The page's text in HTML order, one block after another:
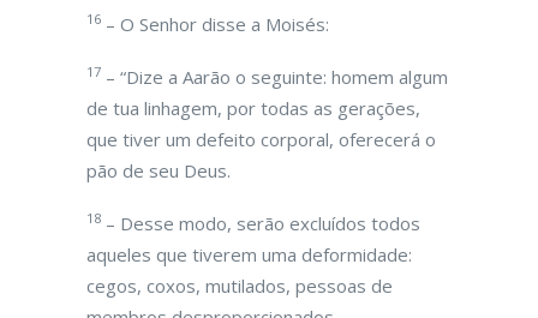
16 – O Senhor disse a Moisés:
17 – “Dize a Aarão o seguinte: homem algum
de tua linhagem, por todas as gerações,
que tiver um defeito corporal, oferecerá o
pão de seu Deus.
18 – Desse modo, serão excluídos todos
aqueles que tiverem uma deformidade:
cegos, coxos, mutilados, pessoas de